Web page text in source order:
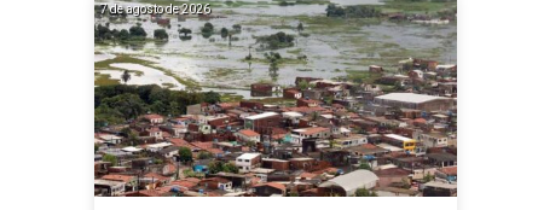
7 de agosto de 2026